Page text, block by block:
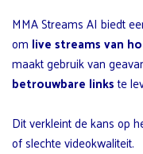
MMA Streams AI biedt
om live streams van
maakt gebruik van
betrouwbare linkste
Dit verkleint de kans op
of slechte videokwaliteit.